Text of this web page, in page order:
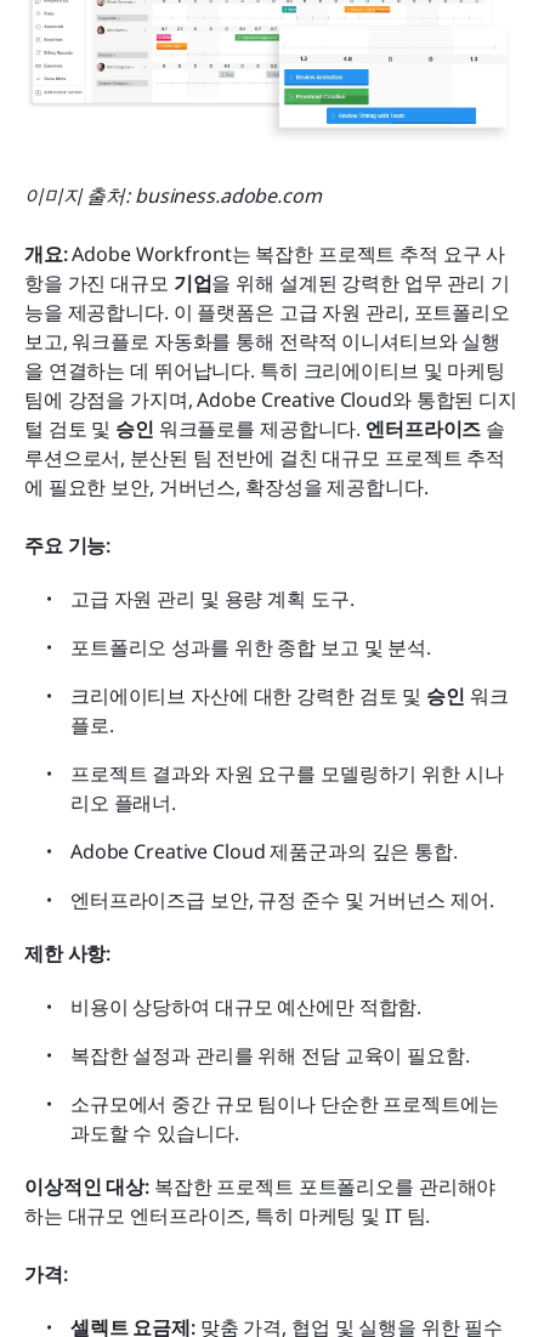
이미지 출처: business.adobe.com
개요: Adobe Workfront는 복잡한 프로젝트 추적 요구 사
항을 가진 대규모 기업을 위해 설계된 강력한 업무 관리 기
능을 제공합니다. 이 플랫폼은 고급 자원 관리, 포트폴리오
보고, 워크플로 자동화를 통해 전략적 이니셔티브와 실행
을 연결하는 데 뛰어납니다. 특히 크리에이티브 및 마케팅
팀에 강점을 가지며, Adobe Creative Cloud와 통합된 디지
털 검토 및 승인 워크플로를 제공합니다. 엔터프라이즈 솔
루션으로서, 분산된 팀 전반에 걸친 대규모 프로젝트 추적
에 필요한 보안, 거버넌스, 확장성을 제공합니다.
주요 기능:
고급 자원 관리 및 용량 계획 도구.
포트폴리오 성과를 위한 종합 보고 및 분석.
크리에이티브 자산에 대한 강력한 검토 및 승인 워크
플로.
프로젝트 결과와 자원 요구를 모델링하기 위한 시나
리오 플래너.
Adobe Creative Cloud 제품군과의 깊은 통합.
엔터프라이즈급 보안, 규정 준수 및 거버넌스 제어.
제한 사항:
비용이 상당하여 대규모 예산에만 적합함.
복잡한 설정과 관리를 위해 전담 교육이 필요함.
소규모에서 중간 규모 팀이나 단순한 프로젝트에는
과도할 수 있습니다.
이상적인 대상: 복잡한 프로젝트 포트폴리오를 관리해야
하는 대규모 엔터프라이즈, 특히 마케팅 및 IT 팀.
가격:
셀렉트 요금제: 맞춤 가격, 협업 및 실행을 위한 필수